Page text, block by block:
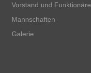
Vorstand und Funktionäre
Mannschaften
Galerie